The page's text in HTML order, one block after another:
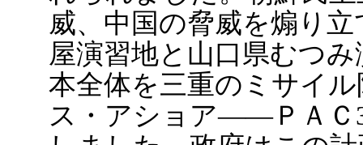
威、中国の脅威を煽り
屋演習地と山口県むつ
本全体を三重のミサイ
ス・アショア――ＰＡＣ